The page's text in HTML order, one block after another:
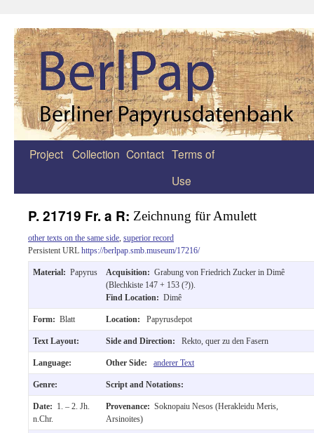
Zum
Project Collection Contact Terms of
Use
P. 21719 Fr. a R: Zeichnung für Amulett
other texts on the same side superior record
Persistent URL https://berlpap.smb.museum/17216/
Material: Papyrus Acquisition: Grabung von Friedrich Zucker in Dimê
(Blechkiste 147 + 153 (?)).
Find Location: Dimê
Form: Blatt Location: Papyrusdepot
Text Layout: Side and Direction: Rekto, quer zu den Fasern
Language: Other Side: anderer Text
Genre: Script and Notations:
Date: 1. – 2. Jh.
n.Chr.
Provenance: Soknopaiu Nesos (Herakleidu Meris,
Arsinoites)